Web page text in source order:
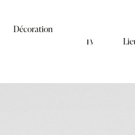
Décoration